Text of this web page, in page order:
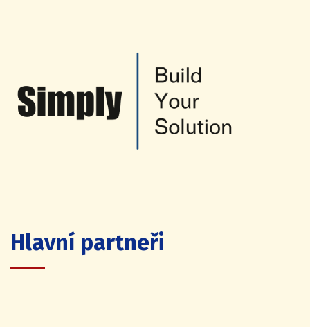
Hlavní partneři